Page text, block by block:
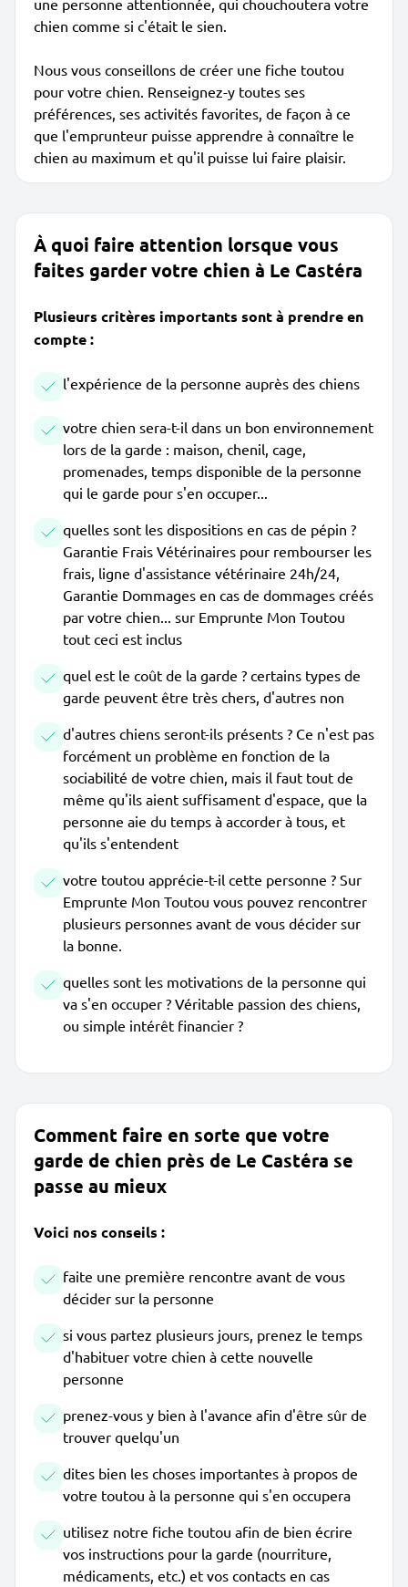
une personne attentionnée, qui chouchoutera votre
chien comme si c'était le sien.
Nous vous conseillons de créer une fiche toutou
pour votre chien. Renseignez-y toutes ses
préférences, ses activités favorites, de façon à ce
que l'emprunteur puisse apprendre à connaître le
chien au maximum et qu'il puisse lui faire plaisir.
À quoi faire attention lorsque vous
faites garder votre chien à Le Castéra
Plusieurs critères importants sont à prendre en
compte :
l'expérience de la personne auprès des chiens
votre chien sera-t-il dans un bon environnement
lors de la garde : maison, chenil, cage,
promenades, temps disponible de la personne
qui le garde pour s'en occuper...
quelles sont les dispositions en cas de pépin ?
Garantie Frais Vétérinaires pour rembourser les
frais, ligne d'assistance vétérinaire 24h/24,
Garantie Dommages en cas de dommages créés
par votre chien... sur Emprunte Mon Toutou
tout ceci est inclus
quel est le coût de la garde ? certains types de
garde peuvent être très chers, d'autres non
d'autres chiens seront-ils présents ? Ce n'est pas
forcément un problème en fonction de la
sociabilité de votre chien, mais il faut tout de
même qu'ils aient suffisament d'espace, que la
personne aie du temps à accorder à tous, et
qu'ils s'entendent
votre toutou apprécie-t-il cette personne ? Sur
Emprunte Mon Toutou vous pouvez rencontrer
plusieurs personnes avant de vous décider sur
la bonne.
quelles sont les motivations de la personne qui
va s'en occuper ? Véritable passion des chiens,
ou simple intérêt financier ?
Comment faire en sorte que votre
garde de chien près de Le Castéra se
passe au mieux
Voici nos conseils :
faite une première rencontre avant de vous
décider sur la personne
si vous partez plusieurs jours, prenez le temps
d'habituer votre chien à cette nouvelle
personne
prenez-vous y bien à l'avance afin d'être sûr de
trouver quelqu'un
dites bien les choses importantes à propos de
votre toutou à la personne qui s'en occupera
utilisez notre fiche toutou afin de bien écrire
vos instructions pour la garde (nourriture,
médicaments, etc.) et vos contacts en cas